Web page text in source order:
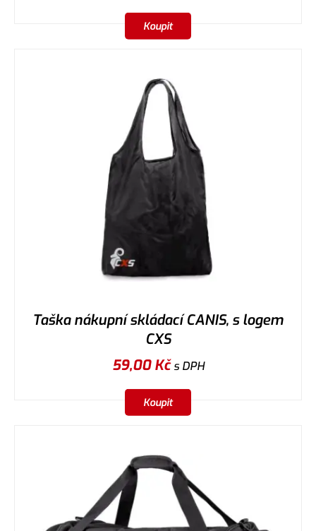
Koupit
Taška nákupní skládací CANIS, s logem
CXS
59,00Kčs DPH
Koupit